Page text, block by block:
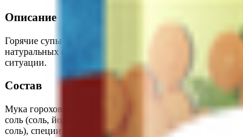
Описание
Горячие супы являются важной составляющей нашего
натуральных овощей, душистых трав и специй
ситуации.
Состав
Мука гороховая 39,7%, мука пшеничная (содержит
соль (соль, йодат калия), овощи и зелень сушеные
соль), специи молотые (куркума, кориандр), регулятор